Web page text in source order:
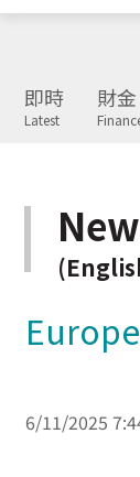
即時
Latest
財金
6/11/2025